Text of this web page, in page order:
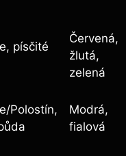
písčité
Červená,
žlutá,
zelená
Polostín,
Modrá,
fialová